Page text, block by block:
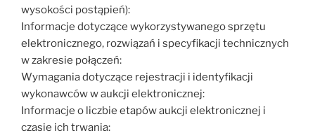
wysokości postąpień):
Informacje dotyczące wykorzystywanego sprzętu
elektronicznego, rozwiązań i specyfikacji technicznych
w zakresie połączeń:
Wymagania dotyczące rejestracji i identyfikacji
wykonawców w aukcji elektronicznej:
Informacje o liczbie etapów aukcji elektronicznej i
czasie ich trwania: